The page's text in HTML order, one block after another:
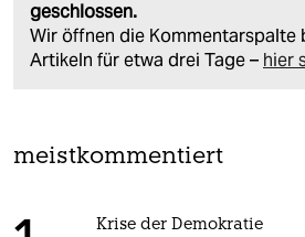
geschlossen.
Wir öffnen die Kommentarspalte
Artikeln für etwa drei Tage – hier
meistkommentiert
Krise der Demokratie